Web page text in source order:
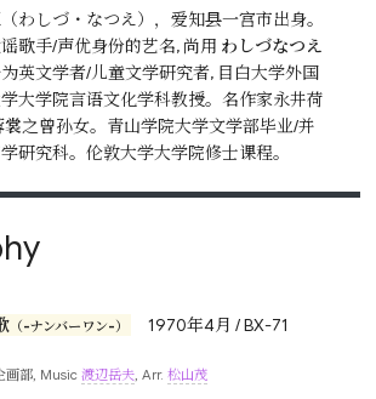
（わしづ・なつえ），爱知县一宫市出身。
歌手/声优身份的艺名, 尚用 わしづなつえ
英文学者/儿童文学研究者, 目白大学外国
大学院言语文化学科教授。名作家永井荷
裳之曾孙女。青山学院大学文学部毕业/并
研究科。伦敦大学大学院修士课程。
（-ナンバーワン-）
1970年4月 / BX-71
画部 , Music渡辺岳夫 , Arr.松山茂